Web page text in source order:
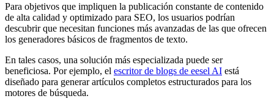
Para objetivos que impliquen la publicación constante de contenido
de alta calidad y optimizado para SEO, los usuarios podrían
descubrir que necesitan funciones más avanzadas de las que ofrecen
los generadores básicos de fragmentos de texto.
En tales casos, una solución más especializada puede ser
beneficiosa. Por ejemplo, el escritor de blogs de eesel AI está
diseñado para generar artículos completos estructurados para los
motores de búsqueda.